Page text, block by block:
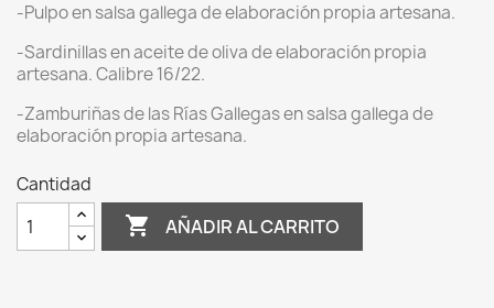
-Pulpo en salsa gallega de elaboración propia artesana.
-Sardinillas en aceite de oliva de elaboración propia
artesana. Calibre 16/22.
-Zamburiñas de las Rías Gallegas en salsa gallega de
elaboración propia artesana.
Cantidad
 AÑADIR AL CARRITO